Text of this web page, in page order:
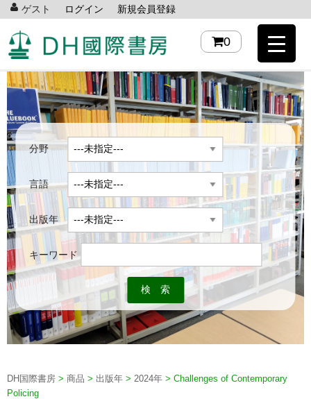
ゲスト ログイン 新規会員登録
0
分野
言語
出版年
キーワード
DH国際書房 > 商品 > 出版年 > 2024年 > Challenges of Contemporary
Policing